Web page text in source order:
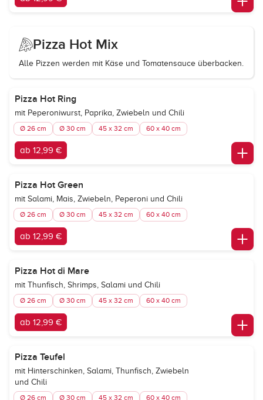
Pizza Hot Mix
Alle Pizzen werden mit Käse und Tomatensauce überbacken.
Pizza Hot Ring
mit Peperoniwurst, Paprika, Zwiebeln und Chili
Ø 26 cm Ø 30 cm 45 x 32 cm 60 x 40 cm
ab 12,99 €
Pizza Hot Green
mit Salami, Mais, Zwiebeln, Peperoni und Chili
Ø 26 cm Ø 30 cm 45 x 32 cm 60 x 40 cm
ab 12,99 €
Pizza Hot di Mare
mit Thunfisch, Shrimps, Salami und Chili
Ø 26 cm Ø 30 cm 45 x 32 cm 60 x 40 cm
ab 12,99 €
Pizza Teufel
mit Hinterschinken, Salami, Thunfisch, Zwiebeln
und Chili
Ø 26 cm Ø 30 cm 45 x 32 cm 60 x 40 cm